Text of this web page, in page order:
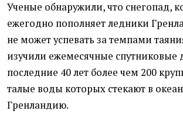
Ученые обнаружили, что снегопад,
ежегодно пополняет ледники
не может успевать за темпами
изучили ежемесячные спутниковые
последние 40 лет более чем 200
талые воды которых стекают в
Гренландию.